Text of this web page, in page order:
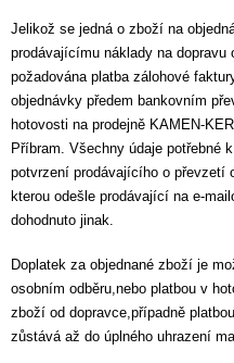
Jelikož se jedná o zboží na
prodávajícímu náklady na dopravu
požadována platba zálohové
objednávky předem bankovním
hotovosti na prodejně KAMEN-
Příbram. Všechny údaje potřebné
potvrzení prodávajícího o převzetí
kterou odešle prodávající na e-
dohodnuto jinak.
Doplatek za objednané zboží je
osobním odběru,nebo platbou v
zboží od dopravce,případně
zůstává až do úplného uhrazení